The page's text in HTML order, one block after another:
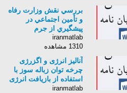
بررسي نقش وزارت رفاه
و تأمين اجتماعي در
پيشگيري از جرم
iranmatlab
1310 مشاهده
آنالیز انرژی و اگزرژی
چرخه توان زباله سوز با
استفاده از بازیافت انرژی
سرد گاز طبیعی
iranmatlab